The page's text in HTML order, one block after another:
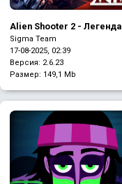
Alien Shooter 2 - Легенда
Sigma Team
17-08-2025, 02:39
Версия: 2.6.23
Размер: 149,1 Mb